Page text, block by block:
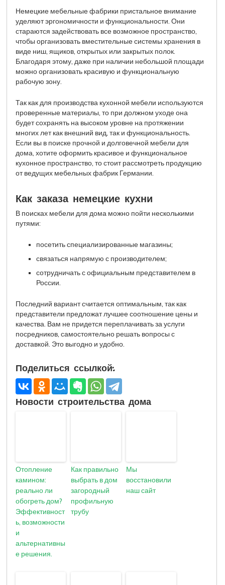
Немецкие мебельные фабрики пристальное внимание
уделяют эргономичности и функциональности. Они
стараются задействовать все возможное пространство,
чтобы организовать вместительные системы хранения в
виде ниш, ящиков, открытых или закрытых полок.
Благодаря этому, даже при наличии небольшой площади
можно организовать красивую и функциональную
рабочую зону.
Так как для производства кухонной мебели используются
проверенные материалы, то при должном уходе она
будет сохранять на высоком уровне на протяжении
многих лет как внешний вид, так и функциональность.
Если вы в поиске прочной и долговечной мебели для
дома, хотите оформить красивое и функциональное
кухонное пространство, то стоит рассмотреть продукцию
от ведущих мебельных фабрик Германии.
Как заказа немецкие кухни
В поисках мебели для дома можно пойти несколькими
путями:
посетить специализированные магазины;
связаться напрямую с производителем;
сотрудничать с официальным представителем в
России.
Последний вариант считается оптимальным, так как
представители предложат лучшее соотношение цены и
качества. Вам не придется переплачивать за услуги
посредников, самостоятельно решать вопросы с
доставкой. Это выгодно и удобно.
Поделиться ссылкой:
Новости строительства дома
Отопление
камином:
реально ли
обогреть дом?
Эффективност
ь, возможности
и
альтернативны
е решения.
Как правильно
выбрать в дом
загородный
профильную
трубу
Мы
восстановили
наш сайт